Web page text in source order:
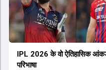
IPL 2026 के वो ऐतिहासिक
परिभाषा